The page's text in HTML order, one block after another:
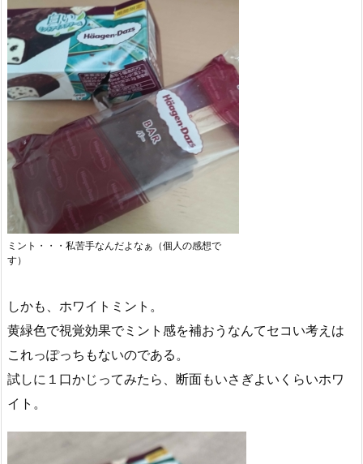
ミント・・・私苦手なんだよなぁ（個人の感想で
す）
しかも、ホワイトミント。
黄緑色で視覚効果でミント感を補おうなんてセコい考えは
これっぽっちもないのである。
試しに１口かじってみたら、断面もいさぎよいくらいホワ
イト。